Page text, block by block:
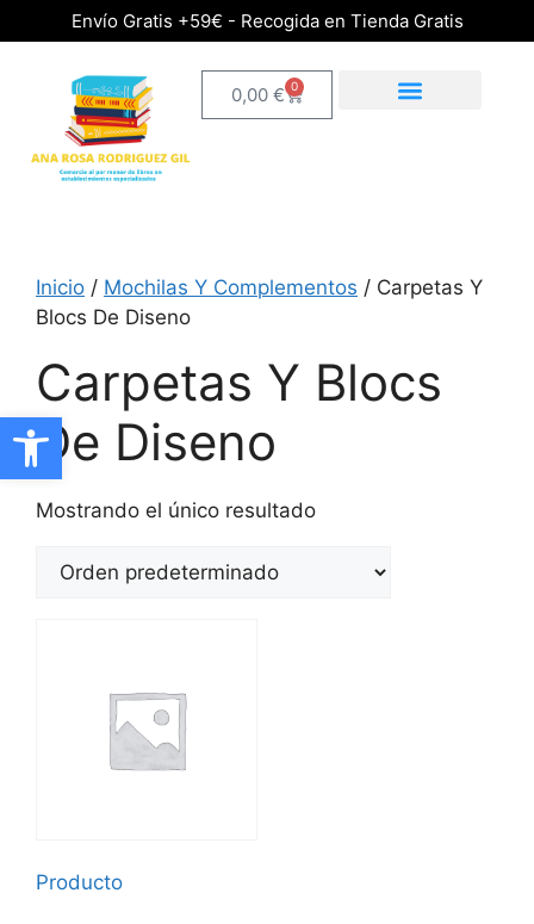
Abrir barra de herramientas
Envío Gratis +59€ - Recogida en Tienda Gratis
0,00 € 0
Inicio / Mochilas Y Complementos / Carpetas Y
Blocs De Diseno
Carpetas Y Blocs
De Diseno
Mostrando el único resultado
Producto